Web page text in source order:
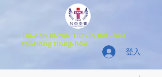
Tâi-oân Ki-tok Tiúⁿ-ló Kàu-hōe
tâi-tiong tiong-hōe
登入